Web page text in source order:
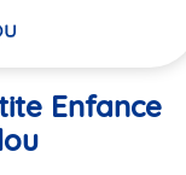
Enfance